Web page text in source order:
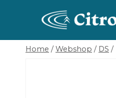
Home / Webshop / DS /